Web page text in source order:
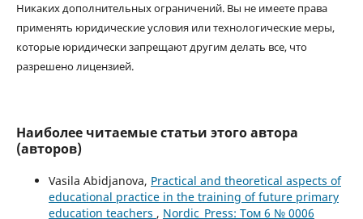
Никаких дополнительных ограничений. Вы не имеете права
применять юридические условия или технологические меры,
которые юридически запрещают другим делать все, что
разрешено лицензией.
Наиболее читаемые статьи этого автора
(авторов)
Vasila Abidjanova, Practical and theoretical aspects of
educational practice in the training of future primary
education teachers , Nordic_Press: Том 6 № 0006